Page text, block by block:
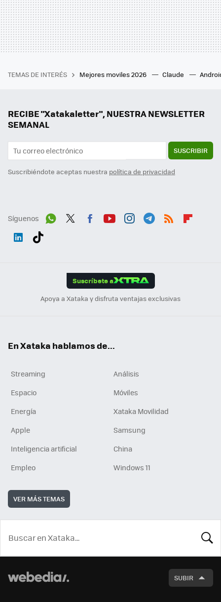
TEMAS DE INTERÉS Mejores moviles 2026 Claude
RECIBE "Xatakaletter", NUESTRA NEWSLETTER
SEMANAL
SUSCRIBIR
Suscribiéndote aceptas nuestra política de privacidad
Síguenos
Suscríbete a
Apoya a Xataka y disfruta ventajas exclusivas
En Xataka hablamos de...
Streaming
Análisis
Espacio
Móviles
Energía
Xataka Movilidad
Apple
Samsung
Inteligencia artificial
China
Empleo
Windows 11
VER MÁS TEMAS
SUBIR